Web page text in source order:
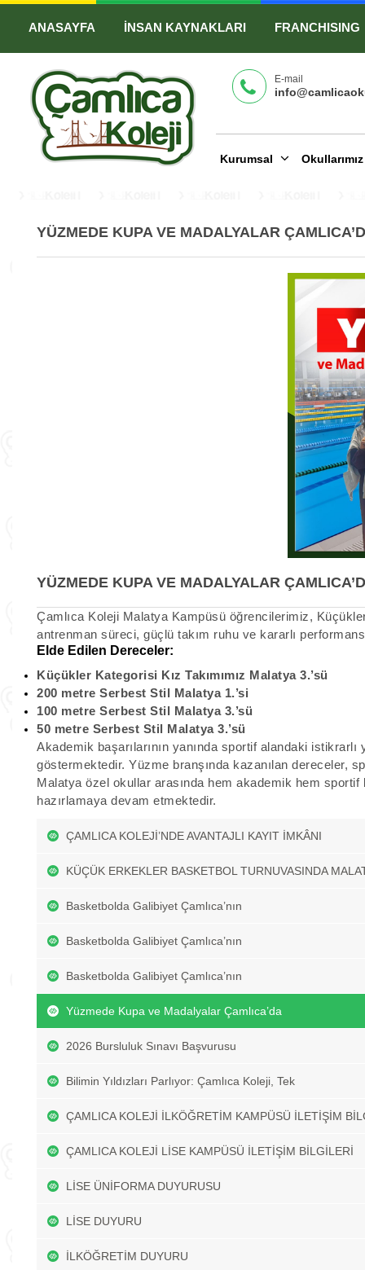
ANASAYFA İNSAN KAYNAKLARI FRANCHISING
E-mail
Kurumsal
YÜZMEDE KUPA VE MADALYALAR
YÜZMEDE KUPA VE MADALYALAR
Çamlıca Koleji Malatya Kampüsü öğrencilerimiz,
antrenman süreci, güçlü takım ruhu ve kararlı
Elde Edilen Dereceler:
Küçükler Kategorisi Kız Takımımız Malatya 3.’sü
200 metre Serbest Stil Malatya 1.’si
100 metre Serbest Stil Malatya 3.’sü
50 metre Serbest Stil Malatya 3.’sü
Akademik başarılarının yanında sportif alandaki
göstermektedir. Yüzme branşında kazanılan dereceler,
Malatya özel okullar arasında hem akademik hem
hazırlamaya devam etmektedir.
ÇAMLICA KOLEJİ’NDE AVANTAJLI KAYIT İMKÂNI
KÜÇÜK ERKEKLER BASKETBOL TURNUVASINDA
Basketbolda Galibiyet Çamlıca’nın
Basketbolda Galibiyet Çamlıca’nın
Basketbolda Galibiyet Çamlıca’nın
Yüzmede Kupa ve Madalyalar Çamlıca’da
2026 Bursluluk Sınavı Başvurusu
Bilimin Yıldızları Parlıyor: Çamlıca Koleji, Tek
ÇAMLICA KOLEJİ İLKÖĞRETİM KAMPÜSÜ İLETİŞİM
ÇAMLICA KOLEJİ LİSE KAMPÜSÜ İLETİŞİM BİLGİLERİ
LİSE ÜNİFORMA DUYURUSU
LİSE DUYURU
İLKÖĞRETİM DUYURU